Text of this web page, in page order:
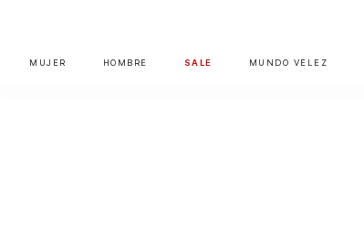
MUJER HOMBRE SALE MUNDO VÉLEZ